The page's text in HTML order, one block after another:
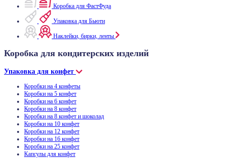
Коробка для ФастФуда
Упаковка для Бьюти
Наклейки, бирки, ленты
Коробка для кондитерских изделий
Упаковка для конфет
Коробки на 4 конфеты
Коробки на 5 конфет
Коробки на 6 конфет
Коробки на 8 конфет
Коробки на 8 конфет и шоколад
Коробки на 10 конфет
Коробки на 12 конфет
Коробки на 16 конфет
Коробки на 25 конфет
Капсулы для конфет